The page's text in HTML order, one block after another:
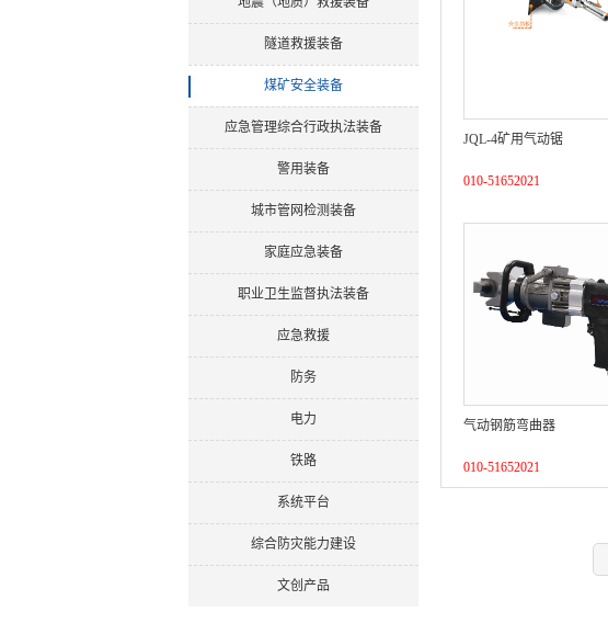
隧道救援装备
煤矿安全装备
应急管理综合行政执法装备
警用装备
城市管网检测装备
家庭应急装备
职业卫生监督执法装备
应急救援
防务
电力
铁路
系统平台
综合防灾能力建设
文创产品
JQL-4矿用气动锯
010-51652021
气动钢筋弯曲器
010-51652021